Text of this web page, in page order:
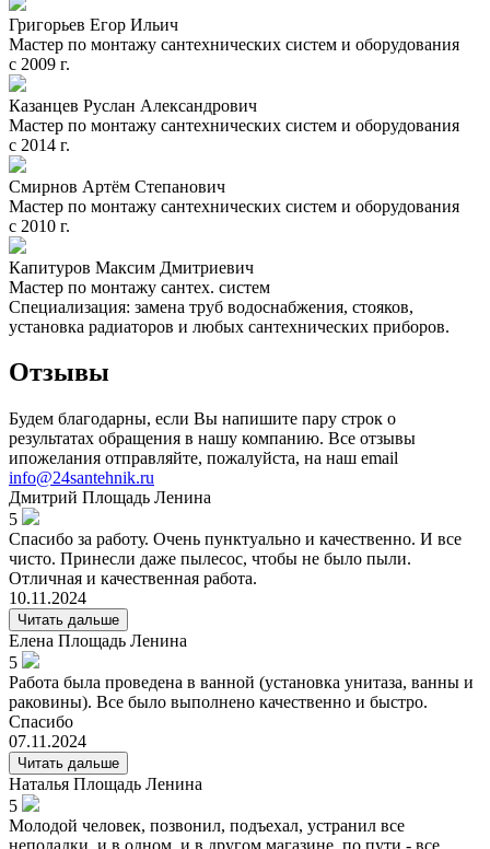
Григорьев Егор Ильич
Мастер по монтажу сантехнических систем и оборудования
с 2009 г.
Казанцев Руслан Александрович
Мастер по монтажу сантехнических систем и оборудования
с 2014 г.
Смирнов Артём Степанович
Мастер по монтажу сантехнических систем и оборудования
с 2010 г.
Капитуров Максим Дмитриевич
Мастер по монтажу сантех. систем
Специализация: замена труб водоснабжения, стояков,
установка радиаторов и любых сантехнических приборов.
Отзывы
Будем благодарны, если Вы напишите пару строк о
результатах обращения в нашу компанию. Все отзывы
ипожелания отправляйте, пожалуйста, на наш email
info@24santehnik.ru
Дмитрий Площадь Ленина
5
Спасибо за работу. Очень пунктуально и качественно. И все
чисто. Принесли даже пылесос, чтобы не было пыли.
Отличная и качественная работа.
10.11.2024
Читать дальше
Елена Площадь Ленина
5
Работа была проведена в ванной (установка унитаза, ванны и
раковины). Все было выполнено качественно и быстро.
Спасибо
07.11.2024
Читать дальше
Наталья Площадь Ленина
5
Молодой человек, позвонил, подъехал, устранил все